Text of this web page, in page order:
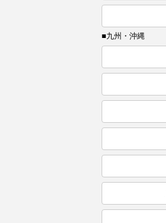
■九州・沖縄